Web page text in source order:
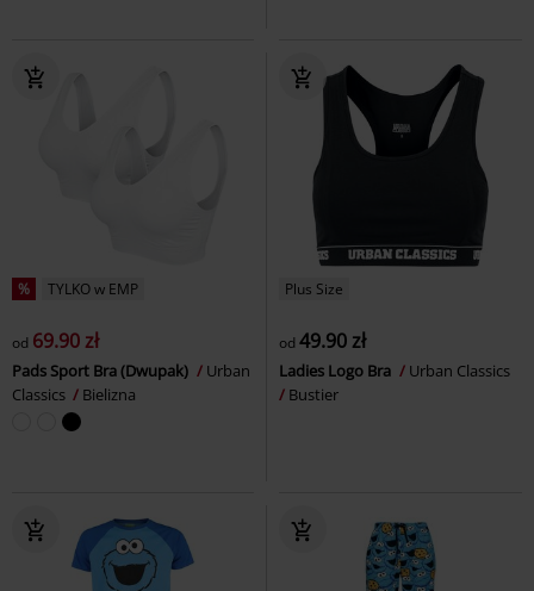
% TYLKO w EMP
od 69.90 zł
Pads Sport Bra (Dwupak)
Urban
Classics
Bielizna
Plus Size
od 49.90 zł
Ladies Logo Bra
Urban Classics
Bustier